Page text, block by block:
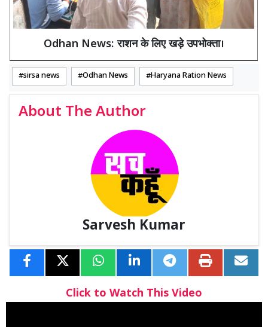
Odhan News: राशन के लिए खड़े उपभोक्ता।
sirsa news Odhan News Haryana Ration News
About The Author
Sarvesh Kumar
Click to Watch This Video